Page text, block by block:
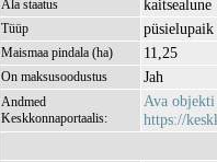
Ala staatus kaitsealune
Tüüp püsielupaik
Maismaa pindala (ha) 11,25
On maksusoodustus Jah
Andmed
Keskkonnaportaalis:
Ava objekti
https://